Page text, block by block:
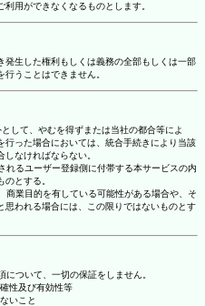
用ができなくなるものとします。
発生した権利もしくは義務の全部もしくは一部
うことはできません。
して、やむを得ずまたは当社の都合等によ
行った場合においては、統合手続きにより当該
なければならない。
れるユーザー登録側に付帯する本サービスの内
とする。
商業目的を有している可能性がある場合や、そ
われる場合には、この限りではないものとす
ついて、一切の保証をしません。
性及び有効性等
いこと